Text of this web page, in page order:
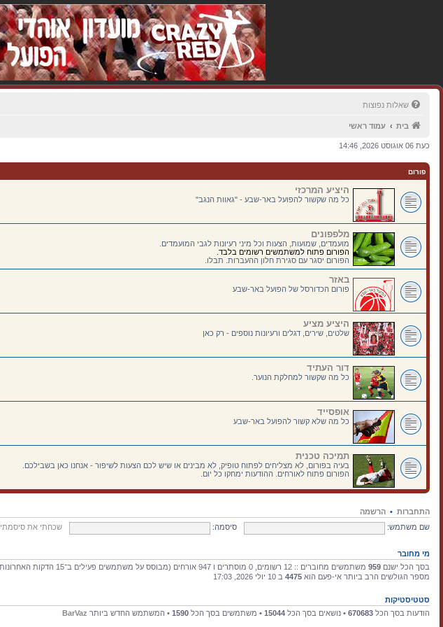
שאלות נפוצות
בית עמוד ראשי
כעת 06 אוגוסט 2026, 14:46
פורום
היציע המרכזי
כל מה שקשור להפועל באר-שבע - "גאוות הנגב"
מלפפונים
מועמדים, שמועות, הצעות וכל מיני רעיונות לגבי המועמדים.
הפורום פתוח למשתמשים רשומים בלבד.
הפורום יסגר עם סגירת חלון ההעברות. תבלו.
באזר
פורום הכדורסל של הפועל באר-שבע
היציע מציע
שלטים, שירים, דגלים ורעיונות נוספים - רק כאן
דור העתיד
כל מה שקשור למחלקת הנוער.
אופסייד
כל מה שלא קשור להפועל באר-שבע
תמיכה טכנית
בעיה בפורום, לא מצליחים לפתוח טופיק, לא מבינים או שיש לכם הצעות לשיפור - אנחנו כאן בשבילכם.
הפורום פתוח לאורחים. ההודעות ימחקו כל יום.
התחברות • הרשמה
שם משתמש:
סיסמה: שכחתי את סיסמתי
מי מחובר
בסך הכל ישנם 959 משתמשים מחוברים :: 12 רשומים, 0 מוסתרים ו 947 אורחים (מבוסס על משתמשים פעילים ב־15 הדקות האחרונות)
מספר הגולשים הרב ביותר אי-פעם הוא 4475 ב 10 יולי 2026, 17:03
סטטיסטיקות
הודעות בסך הכל 670683 • נושאים בסך הכל 15044 • משתמשים בסך הכל 1590 • המשתמש החדש ביותר BarVaz